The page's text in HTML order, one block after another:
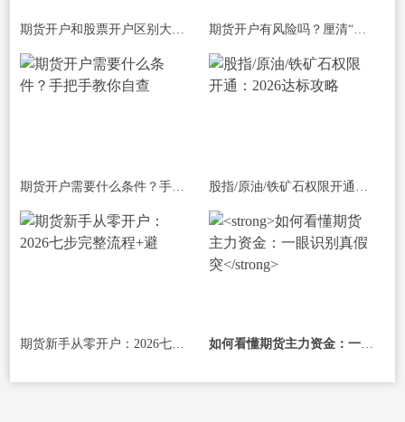
期货开户和股票开户区别大揭秘：不仅是 期货开户有风险吗？厘清“开户风险”与
期货开户需要什么条件？手把手教你自查 股指/原油/铁矿石权限开通：2026达标攻略
期货新手从零开户：2026七步完整流程+避 如何看懂期货主力资金：一眼识别真假突